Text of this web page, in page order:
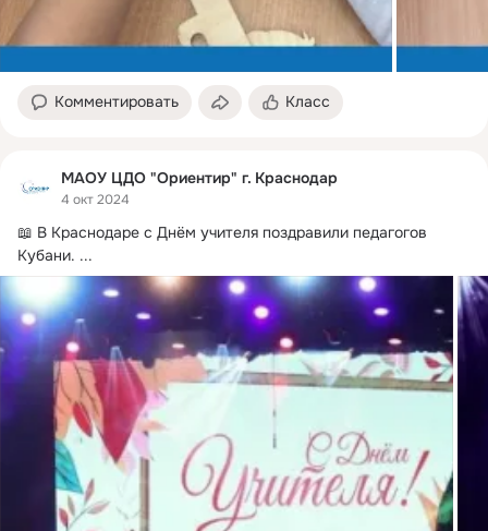
Комментировать Класс
МАОУ ЦДО "Ориентир" г. Краснодар
4 окт 2024
📖 В Краснодаре с Днём учителя поздравили педагогов
Кубани. ...